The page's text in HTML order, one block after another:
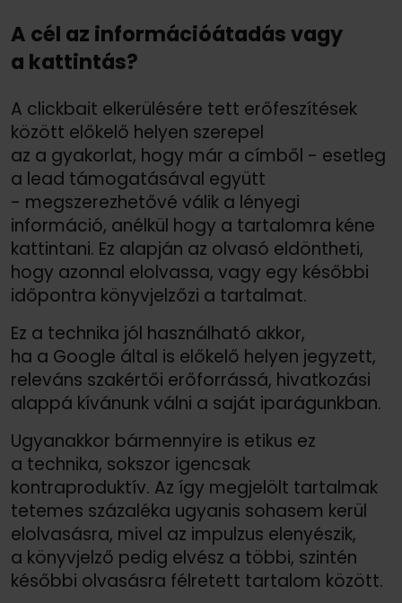
A cél az információátadás vagy
a kattintás?
A clickbait elkerülésére tett erőfeszítések
között előkelő helyen szerepel
az a gyakorlat, hogy már a címből - esetleg
a lead támogatásával együtt
- megszerezhetővé válik a lényegi
információ, anélkül hogy a tartalomra kéne
kattintani. Ez alapján az olvasó eldöntheti,
hogy azonnal elolvassa, vagy egy későbbi
időpontra könyvjelzőzi a tartalmat.
Ez a technika jól használható akkor,
ha a Google által is előkelő helyen jegyzett,
releváns szakértői erőforrássá, hivatkozási
alappá kívánunk válni a saját iparágunkban.
Ugyanakkor bármennyire is etikus ez
a technika, sokszor igencsak
kontraproduktív. Az így megjelölt tartalmak
tetemes százaléka ugyanis sohasem kerül
elolvasásra, mivel az impulzus elenyészik,
a könyvjelző pedig elvész a többi, szintén
későbbi olvasásra félretett tartalom között.